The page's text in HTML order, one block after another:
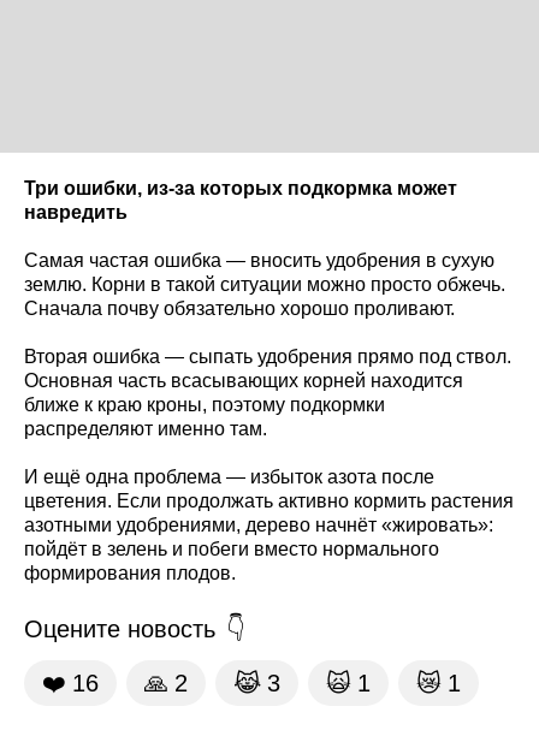
Три ошибки, из-за которых подкормка может
навредить
Самая частая ошибка — вносить удобрения в сухую
землю. Корни в такой ситуации можно просто обжечь.
Сначала почву обязательно хорошо проливают.
Вторая ошибка — сыпать удобрения прямо под ствол.
Основная часть всасывающих корней находится
ближе к краю кроны, поэтому подкормки
распределяют именно там.
И ещё одна проблема — избыток азота после
цветения. Если продолжать активно кормить растения
азотными удобрениями, дерево начнёт «жировать»:
пойдёт в зелень и побеги вместо нормального
формирования плодов.
Оцените новость
❤️ 16 🙏 2 😹 3 🙀 1 😿 1